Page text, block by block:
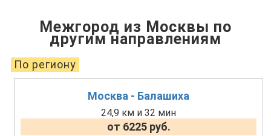
Межгород из Москвы по
другим направлениям
По региону
Москва - Балашиха
24,9 км и 32 мин
от 6225 руб.